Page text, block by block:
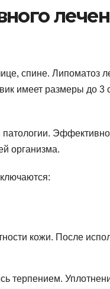
спине. Липоматоз
имеет размеры до
организма.
кожи. После
терпением.